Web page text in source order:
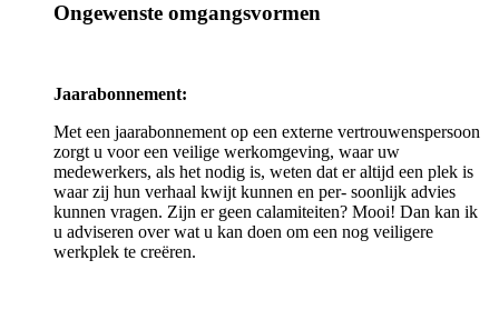
Ongewenste omgangsvormen
Jaarabonnement:
Met een jaarabonnement op een externe vertrouwenspersoon
zorgt u voor een veilige werkomgeving, waar uw
medewerkers, als het nodig is, weten dat er altijd een plek is
waar zij hun verhaal kwijt kunnen en per- soonlijk advies
kunnen vragen. Zijn er geen calamiteiten? Mooi! Dan kan ik
u adviseren over wat u kan doen om een nog veiligere
werkplek te creëren.